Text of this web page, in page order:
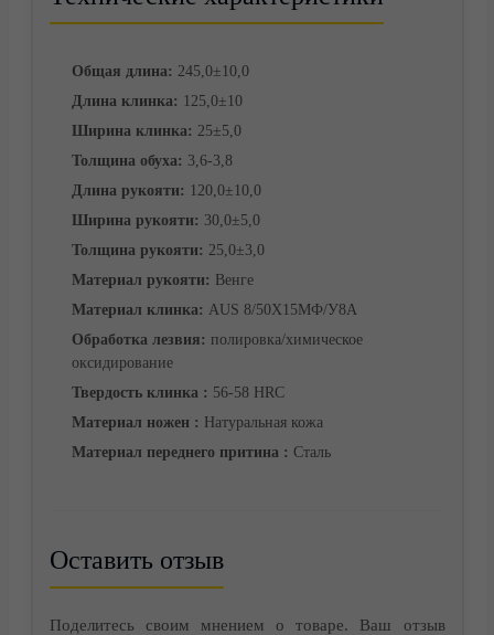
Корзина
Общая длина: 245,0±10,0
Длина клинка: 125,0±10
Ширина клинка: 25±5,0
Толщина обуха: 3,6-3,8
Длина рукояти: 120,0±10,0
Ширина рукояти: 30,0±5,0
Толщина рукояти: 25,0±3,0
Материал рукояти: Венге
Материал клинка: AUS 8/50Х15МФ/У8А
Обработка лезвия: полировка/химическое
оксидирование
Твердость клинка : 56-58 HRC
Материал ножен : Натуральная кожа
Материал переднего притина : Сталь
Оставить отзыв
Поделитесь своим мнением о товаре. Ваш отзыв